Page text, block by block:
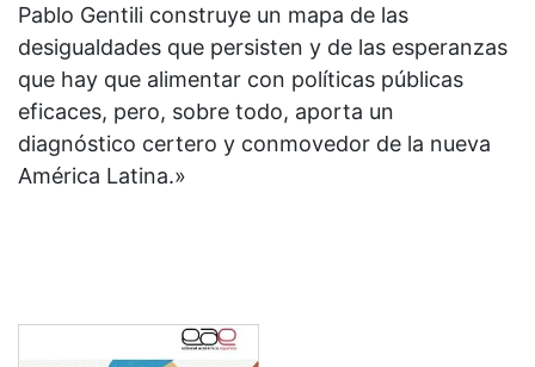
Pablo Gentili construye un mapa de las
desigualdades que persisten y de las esperanzas
que hay que alimentar con políticas públicas
eficaces, pero, sobre todo, aporta un
diagnóstico certero y conmovedor de la nueva
América Latina.»